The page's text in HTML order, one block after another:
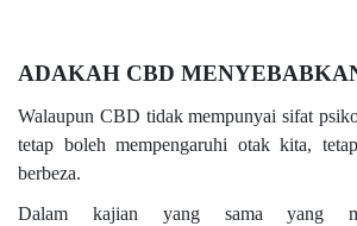
ADAKAH CBD
Walaupun CBD tidak mempunyai sifat
tetap boleh mempengaruhi otak kita,
berbeza.
Dalam kajian yang sama yang